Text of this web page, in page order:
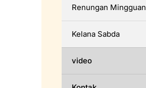
Renungan Mingguan
Kelana Sabda
video